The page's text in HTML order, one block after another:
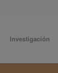
Investigación